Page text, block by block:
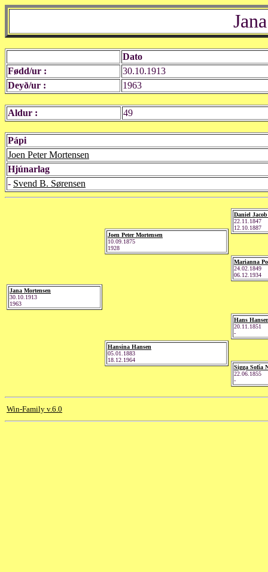
Dato
Fødd/ur :
30.10.1913
Deyð/ur :
1963
Aldur : 49
Pápi
Joen Peter Mortensen
Hjúnarlag
- Svend B. Sørensen
Jana Mortensen
30.10.1913
1963
Joen Peter Mortensen
10.09.1875
1928
Hansina Hansen
05.01.1883
18.12.1964
Daniel
22.11.1847
12.10.1887
Marianna
24.02.1849
06.12.1934
Hans
20.11.1851
-
Sigga Sofía
22.06.1855
-
Win-Family v.6.0